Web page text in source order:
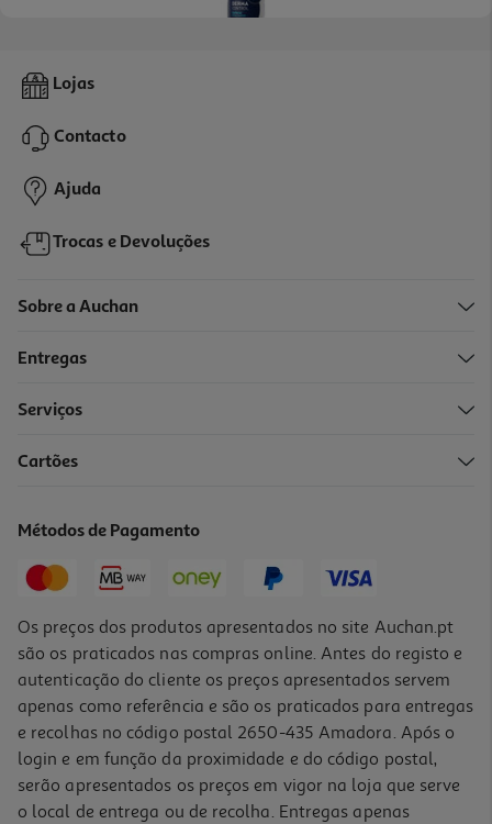
Deo Roll On Nivea Men Derma Control Defend 50ml
2,69 €
-35%
Lojas
Contacto
Ajuda
Trocas e Devoluções
Sobre a Auchan
Entregas
Serviços
Cartões
Métodos de Pagamento
Os preços dos produtos apresentados no site Auchan.pt
são os praticados nas compras online. Antes do registo e
autenticação do cliente os preços apresentados servem
apenas como referência e são os praticados para entregas
e recolhas no código postal 2650-435 Amadora. Após o
login e em função da proximidade e do código postal,
serão apresentados os preços em vigor na loja que serve
o local de entrega ou de recolha. Entregas apenas